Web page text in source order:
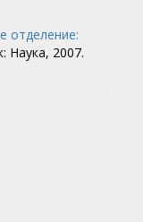
отделение:
Наука, 2007.